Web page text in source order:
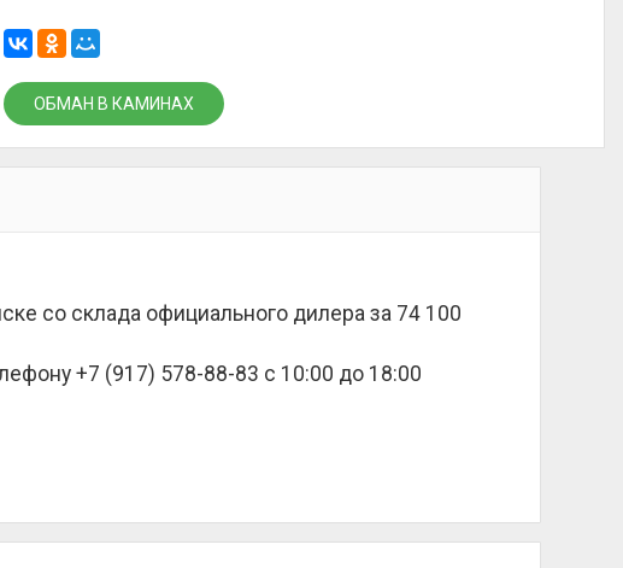
ОБМАН В КАМИНАХ
со склада официального дилера за 74 100
+7 (917) 578-88-83 с 10:00 до 18:00